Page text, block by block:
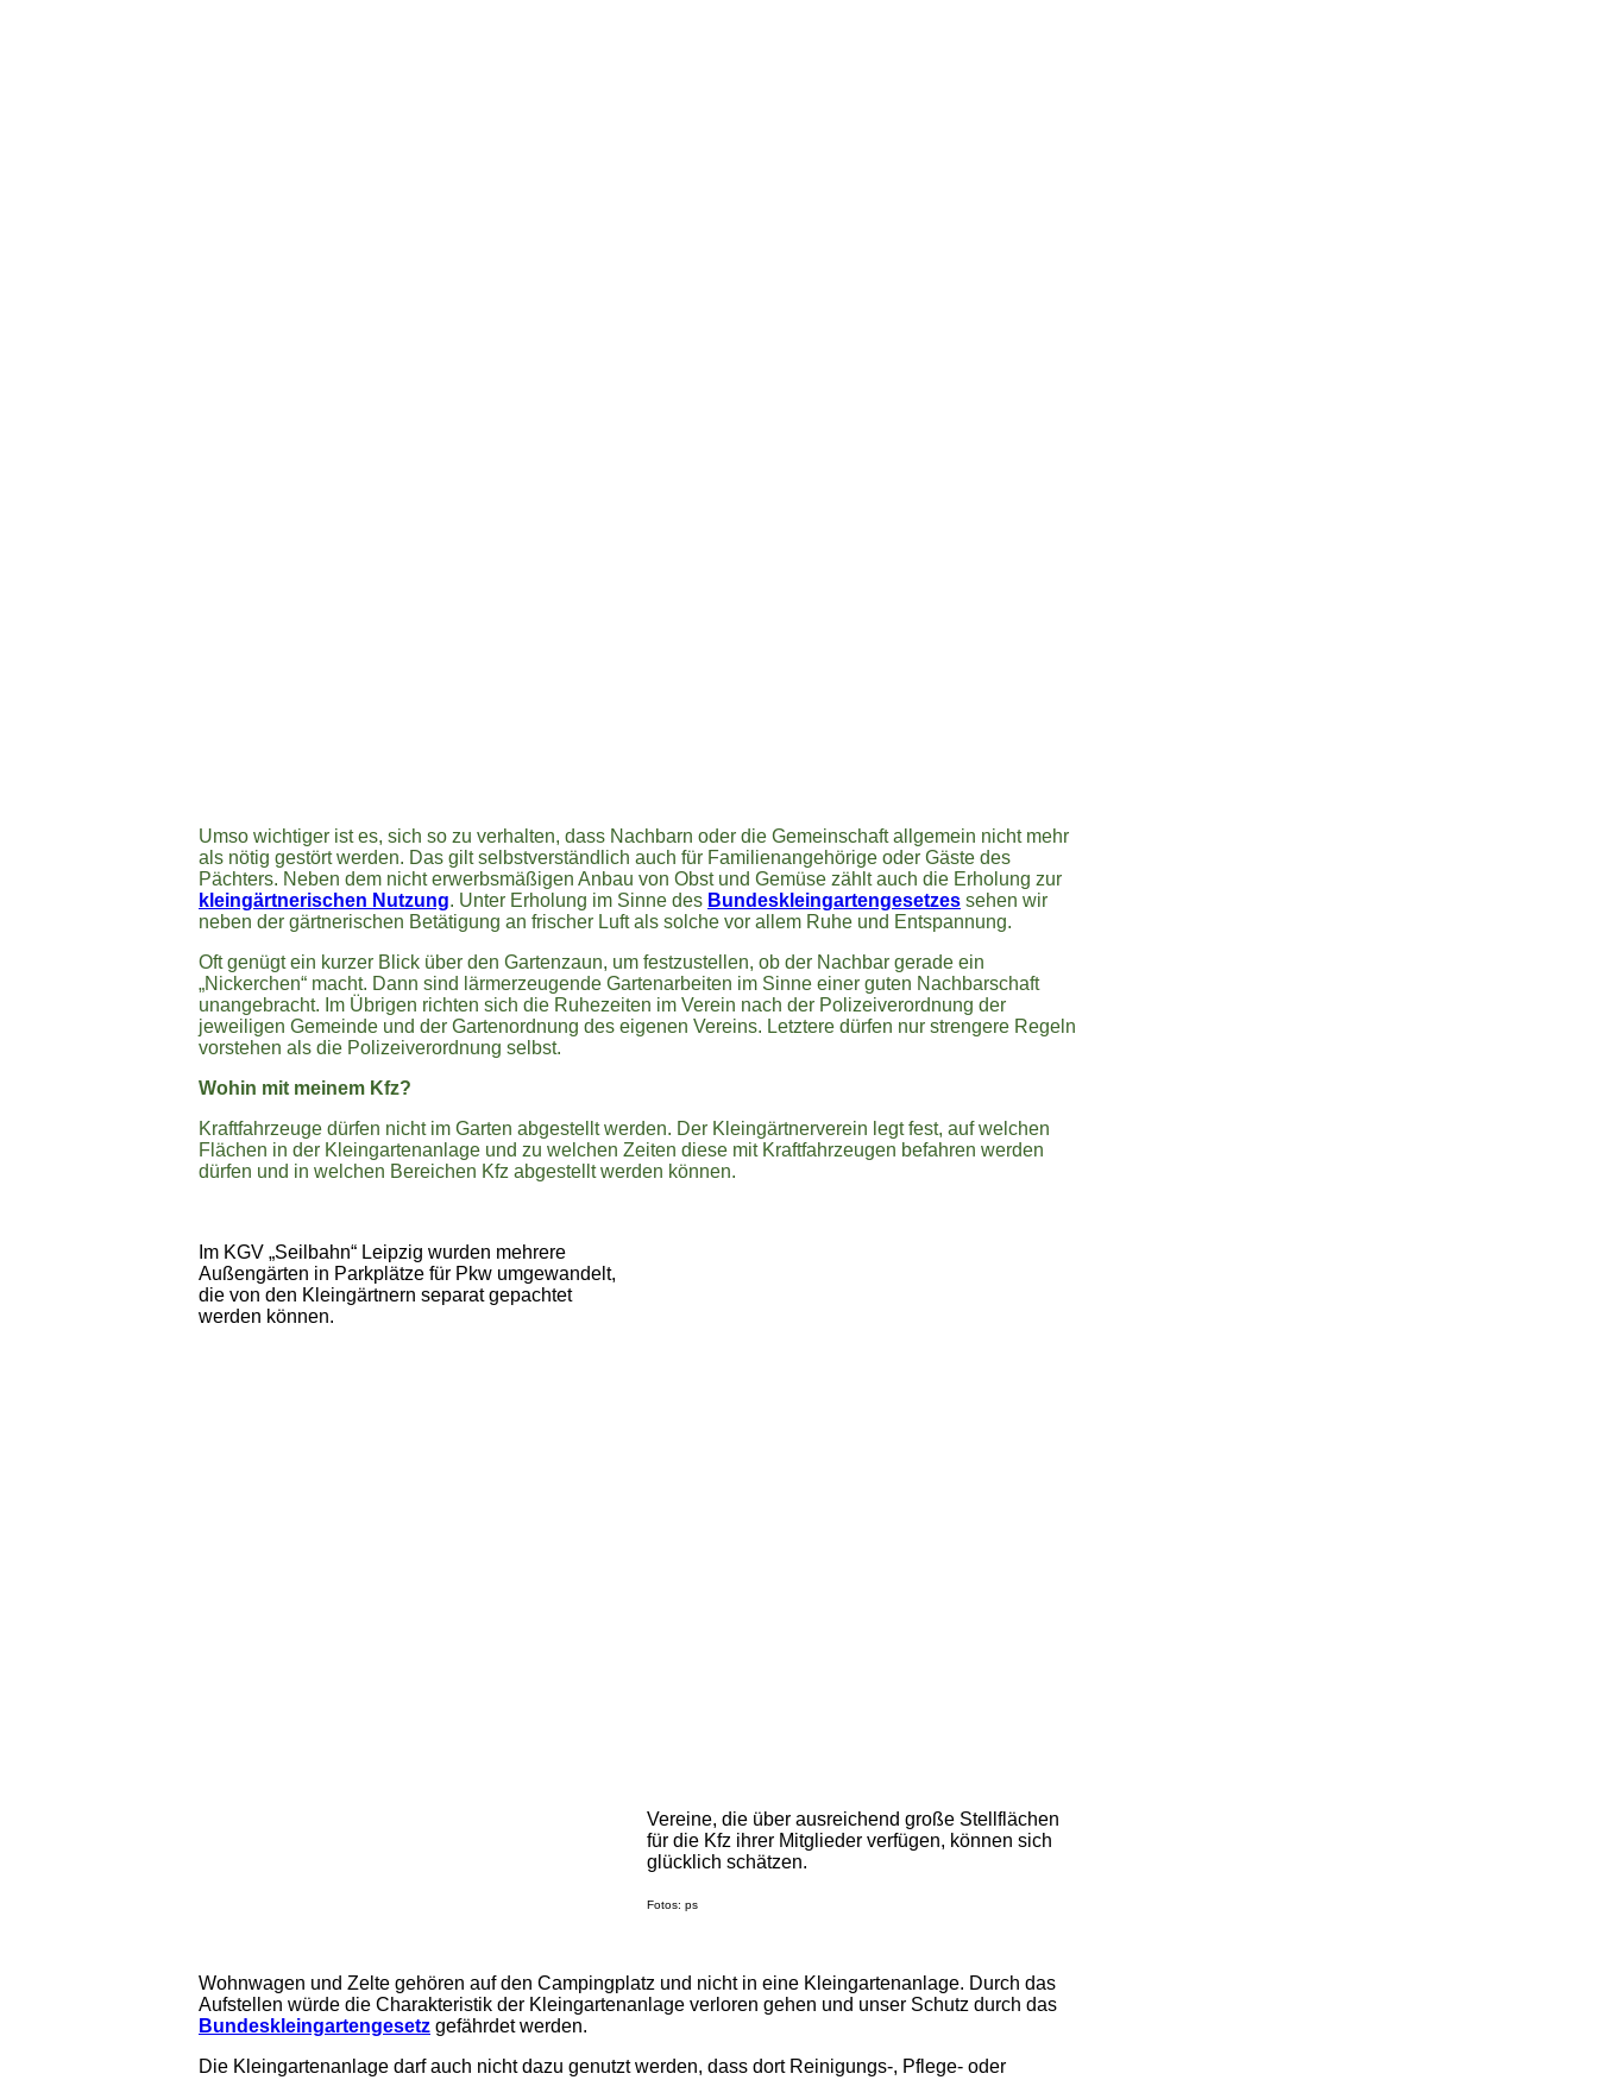
Umso wichtiger ist es, sich so zu verhalten, dass Nachbarn oder die Gemeinschaft allgemein nicht mehr
als nötig gestört werden. Das gilt selbstverständlich auch für Familienangehörige oder Gäste des
Pächters. Neben dem nicht erwerbsmäßigen Anbau von Obst und Gemüse zählt auch die Erholung zur
kleingärtnerischen Nutzung. Unter Erholung im Sinne des Bundeskleingartengesetzes sehen wir
neben der gärtnerischen Betätigung an frischer Luft als solche vor allem Ruhe und Entspannung.
Oft genügt ein kurzer Blick über den Gartenzaun, um festzustellen, ob der Nachbar gerade ein
„Nickerchen“ macht. Dann sind lärmerzeugende Gartenarbeiten im Sinne einer guten Nachbarschaft
unangebracht. Im Übrigen richten sich die Ruhezeiten im Verein nach der Polizeiverordnung der
jeweiligen Gemeinde und der Gartenordnung des eigenen Vereins. Letztere dürfen nur strengere Regeln
vorstehen als die Polizeiverordnung selbst.
Wohin mit meinem Kfz?
Kraftfahrzeuge dürfen nicht im Garten abgestellt werden. Der Kleingärtnerverein legt fest, auf welchen
Flächen in der Kleingartenanlage und zu welchen Zeiten diese mit Kraftfahrzeugen befahren werden
dürfen und in welchen Bereichen Kfz abgestellt werden können.
Im KGV „Seilbahn“ Leipzig wurden mehrere
Außengärten in Parkplätze für Pkw umgewandelt,
die von den Kleingärtnern separat gepachtet
werden können.
Vereine, die über ausreichend große Stellflächen
für die Kfz ihrer Mitglieder verfügen, können sich
glücklich schätzen.
Fotos: ps
Wohnwagen und Zelte gehören auf den Campingplatz und nicht in eine Kleingartenanlage. Durch das
Aufstellen würde die Charakteristik der Kleingartenanlage verloren gehen und unser Schutz durch das
Bundeskleingartengesetz gefährdet werden.
Die Kleingartenanlage darf auch nicht dazu genutzt werden, dass dort Reinigungs-, Pflege- oder